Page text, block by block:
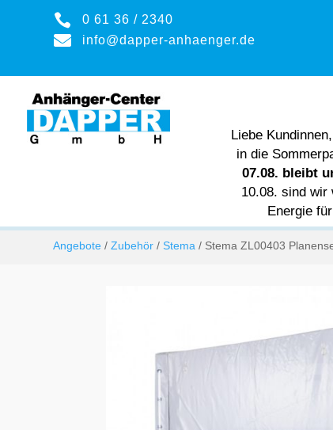
 0 61 36 / 2340
 info@dapper-anhaenger.de
Liebe
in die
07.08. bleibt
10.08. sind wir
Energie
Angebote /Zubehör /Stema / Stema ZL00403